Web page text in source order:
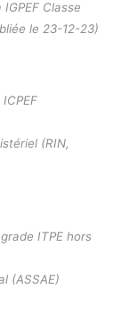
Classe
le 23-12-23)
ICPEF
(RIN,
ITPE hors
(ASSAE)